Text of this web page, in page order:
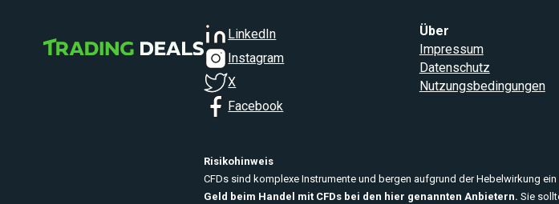
LinkedIn
Instagram
X
Facebook
Über
Impressum
Datenschutz
Nutzungsbedingungen
Risikohinweis
CFDs sind komplexe Instrumente und bergen aufgrund der Hebelwirkung ein
Geld beim Handel mit CFDs bei den hier genannten Anbietern. Sie